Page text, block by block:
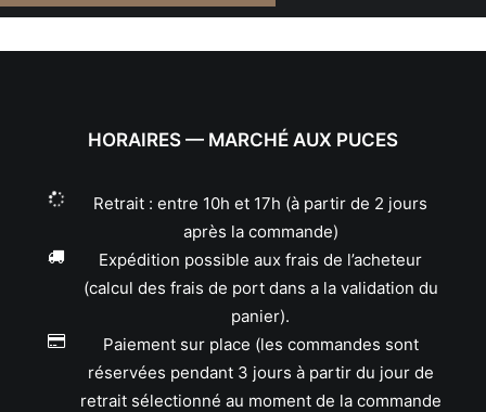
HORAIRES — MARCHÉ AUX PUCES
Retrait : entre 10h et 17h (à partir de 2 jours
après la commande)
Expédition possible aux frais de l’acheteur
(calcul des frais de port dans a la validation du
panier).
Paiement sur place (les commandes sont
réservées pendant 3 jours à partir du jour de
retrait sélectionné au moment de la commande